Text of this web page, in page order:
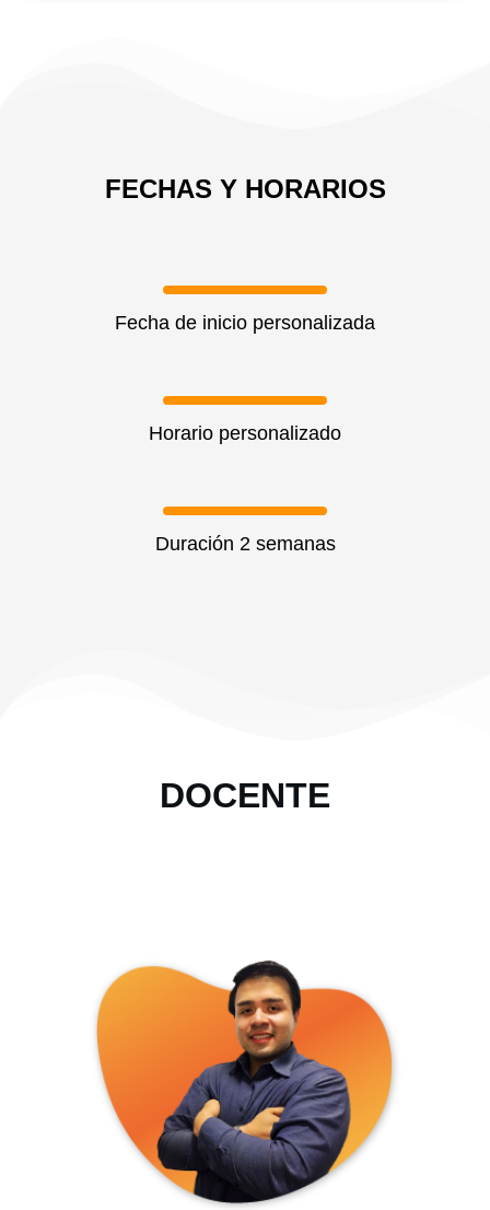
FECHAS Y HORARIOS
Fecha de inicio personalizada
Horario personalizado
Duración 2 semanas
DOCENTE